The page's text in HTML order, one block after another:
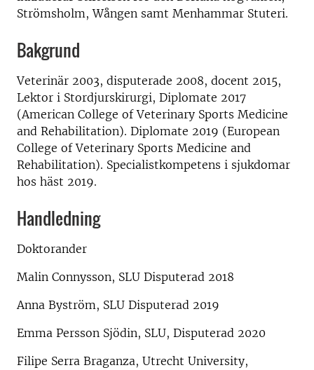
Strömsholm, Wången samt Menhammar Stuteri.
Bakgrund
Veterinär 2003, disputerade 2008, docent 2015,
Lektor i Stordjurskirurgi, Diplomate 2017
(American College of Veterinary Sports Medicine
and Rehabilitation). Diplomate 2019 (European
College of Veterinary Sports Medicine and
Rehabilitation). Specialistkompetens i sjukdomar
hos häst 2019.
Handledning
Doktorander
Malin Connysson, SLU Disputerad 2018
Anna Byström, SLU Disputerad 2019
Emma Persson Sjödin, SLU, Disputerad 2020
Filipe Serra Braganza, Utrecht University,